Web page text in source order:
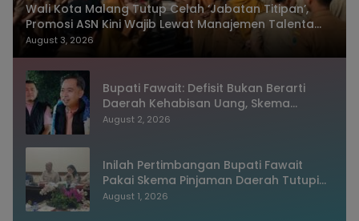
Wali Kota Malang Tutup Celah ‘Jabatan Titipan’,
Promosi ASN Kini Wajib Lewat Manajemen Talenta
dan Sistem Merit
August 3, 2026
Bupati Fawait: Defisit Bukan Berarti
Daerah Kehabisan Uang, Skema
Pinjaman Justru Bukti Keuangan
August 2, 2026
Inilah Pertimbangan Bupati Fawait
Pakai Skema Pinjaman Daerah Tutupi
Defisit APBD 2027
August 1, 2026